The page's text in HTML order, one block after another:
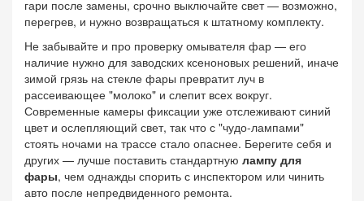
гари после замены, срочно выключайте свет — возможно,
перегрев, и нужно возвращаться к штатному комплекту.
Не забывайте и про проверку омывателя фар — его
наличие нужно для заводских ксеноновых решений, иначе
зимой грязь на стекле фары превратит луч в
рассеивающее "молоко" и слепит всех вокруг.
Современные камеры фиксации уже отслеживают синий
цвет и ослепляющий свет, так что с "чудо-лампами"
стоять ночами на трассе стало опаснее. Берегите себя и
других — лучше поставить стандартную лампу для
фары, чем однажды спорить с инспектором или чинить
авто после непредвиденного ремонта.